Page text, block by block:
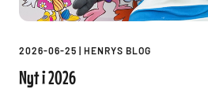
2026-06-25 HENRYS BLOG
Nyt i 2026